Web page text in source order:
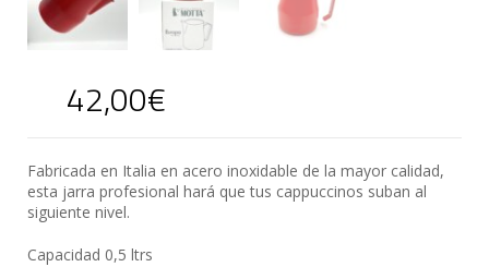
42,00€
Fabricada en Italia en acero inoxidable de la mayor calidad,
esta jarra profesional hará que tus cappuccinos suban al
siguiente nivel.
Capacidad 0,5 ltrs